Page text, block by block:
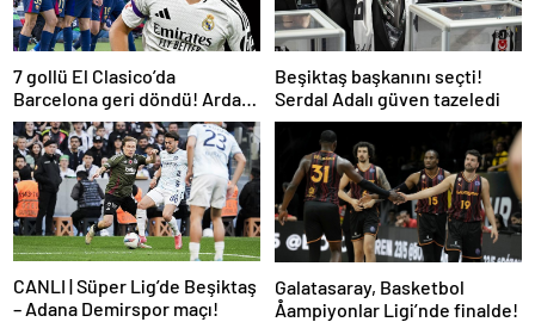
7 gollü El Clasico’da
Barcelona geri döndü! Arda
oynadı, Mbappe yetmedi
Beşiktaş başkanını seçti!
Serdal Adalı güven tazeledi
CANLI | Süper Lig’de Beşiktaş
– Adana Demirspor maçı!
Galatasaray, Basketbol
Åampiyonlar Ligi’nde finalde!